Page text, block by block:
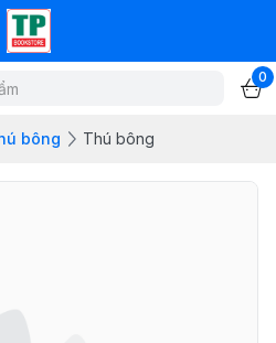
0
bông Thú bông